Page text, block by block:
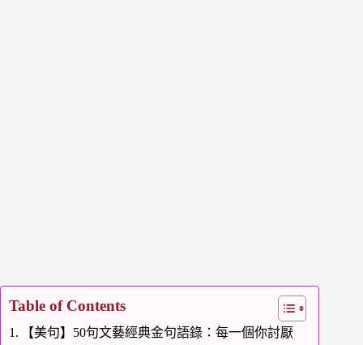
Table of Contents
【美句】50句文藝經典金句語錄：每一個你討厭